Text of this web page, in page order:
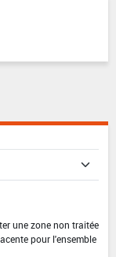
une zone non traitée
pour l'ensemble